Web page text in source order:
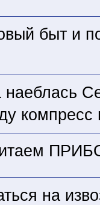
быт и
наеблась
на